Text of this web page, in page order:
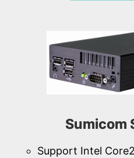
Sumicom
Support Intel